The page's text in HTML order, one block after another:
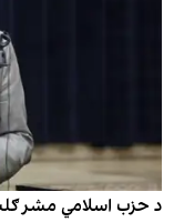
د حزب اسلامي مشر